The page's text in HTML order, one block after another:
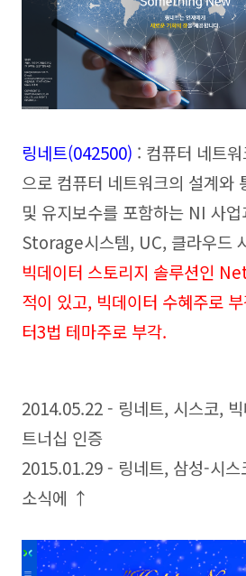
링네트(042500) : 컴퓨터 네트
으로 컴퓨터 네트워크의 설계와
및 유지보수를 포함하는 NI 사
Storage시스템, UC, 클라우드
빅데이터 스토리지 솔루션인
적이 있고, 빅데이터 수혜주로
터3법 테마주로 부각.
2014.05.22 - 링네트, 시스코,
트너십 인증
2015.01.29 - 링네트, 삼성-시스
소식에 ↑